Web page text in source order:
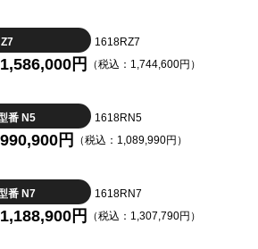
1618RZ7
1,586,000円 （税込：1,744,600円）
番 N5
1618RN5
990,900円 （税込：1,089,990円）
番 N7
1618RN7
1,188,900円 （税込：1,307,790円）